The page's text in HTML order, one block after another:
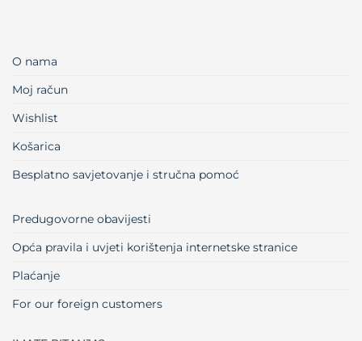
O nama
Moj račun
Wishlist
Košarica
Besplatno savjetovanje i stručna pomoć
Predugovorne obavijesti
Opća pravila i uvjeti korištenja internetske stranice
Plaćanje
For our foreign customers